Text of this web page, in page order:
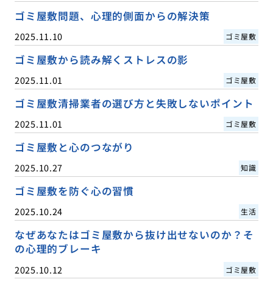
ゴミ屋敷問題、心理的側面からの解決策
2025.11.10 ゴミ屋敷
ゴミ屋敷から読み解くストレスの影
2025.11.01 ゴミ屋敷
ゴミ屋敷清掃業者の選び方と失敗しないポイント
2025.11.01 ゴミ屋敷
ゴミ屋敷と心のつながり
2025.10.27 知識
ゴミ屋敷を防ぐ心の習慣
2025.10.24 生活
なぜあなたはゴミ屋敷から抜け出せないのか？そ
の心理的ブレーキ
2025.10.12 ゴミ屋敷